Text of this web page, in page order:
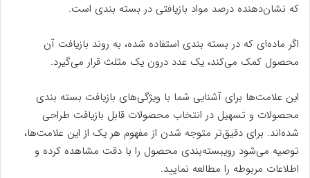
که نشان‌دهنده درصد مواد بازیافتی در بسته بندی است.
اگر ماده‌ای که در بسته بندی استفاده شده، به روند بازیافت آن
محصول کمک می‌کند، یک عدد درون یک مثلث قرار می‌گیرد.
این علامت‌ها برای آشنایی شما با ویژگی‌های بازیافت بسته بندی
محصولات و تسهیل در انتخاب محصولات قابل بازیافت طراحی
شده‌اند. برای دقیق‌تر متوجه شدن از مفهوم هر یک از این علامت‌ها،
توصیه می‌شود رویبسته‌بندی محصول را با دقت مشاهده کرده و
اطلاعات مربوطه را مطالعه نمایید.